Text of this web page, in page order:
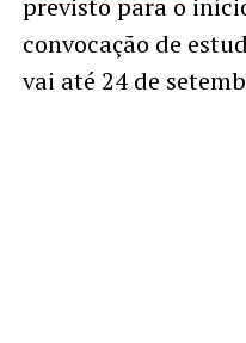
convocação de
vai até 24 de